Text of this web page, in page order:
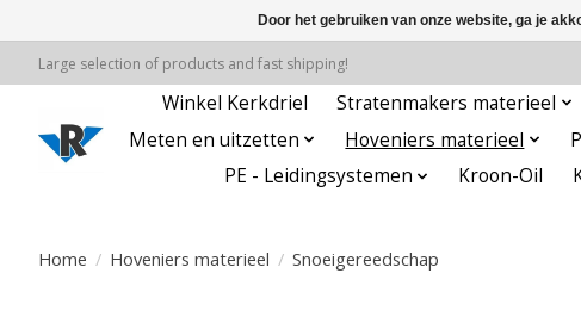
Large selection of products and fast shipping!
Winkel Kerkdriel Stratenmakers materieel
Meten en uitzetten
Hoveniers materieel
PE - Leidingsystemen
Kroon-Oil
Home / Hoveniers materieel / Snoeigereedschap
Door het gebruiken van onze website, ga je